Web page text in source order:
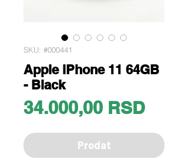
SKU: #000441
Apple iPhone 11 64GB
- Black
34.000,00 RSDPrice
Prodat